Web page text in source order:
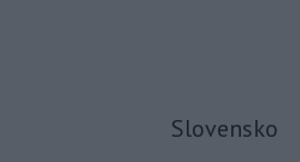
Slovensko